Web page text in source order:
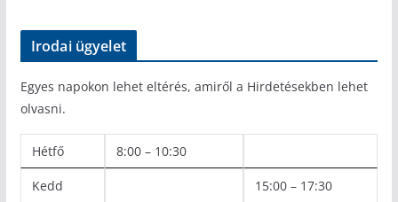
Irodai ügyelet
Egyes napokon lehet eltérés, amiről a Hirdetésekben lehet
olvasni.
Hétfő 8:00 – 10:30
Kedd 15:00 – 17:30